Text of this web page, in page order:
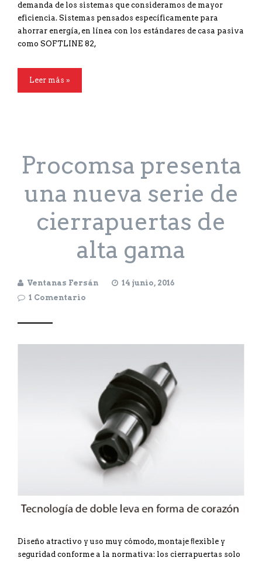
demanda de los sistemas que consideramos de mayor
eficiencia. Sistemas pensados específicamente para
ahorrar energía, en línea con los estándares de casa pasiva
como SOFTLINE 82,
Leer más »
Procomsa presenta
una nueva serie de
cierrapuertas de
alta gama
Ventanas Fersán
14 junio, 2016
1 Comentario
Diseño atractivo y uso muy cómodo, montaje ﬂexible y
seguridad conforme a la normativa: los cierrapuertas solo